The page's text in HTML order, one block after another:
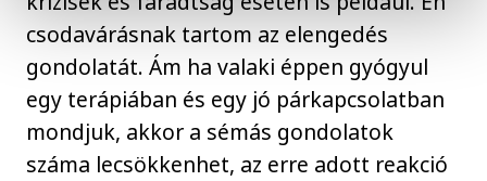
csodavárásnak tartom az elengedés
gondolatát. Ám ha valaki éppen gyógyul
egy terápiában és egy jó párkapcsolatban
mondjuk, akkor a sémás gondolatok
száma lecsökkenhet, az erre adott reakció